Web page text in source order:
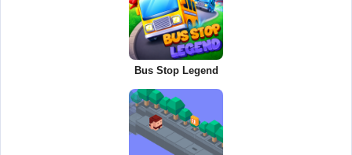
Bus Stop Legend